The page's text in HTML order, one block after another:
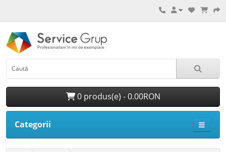
0 produs(e) - 0.00RON
Categorii